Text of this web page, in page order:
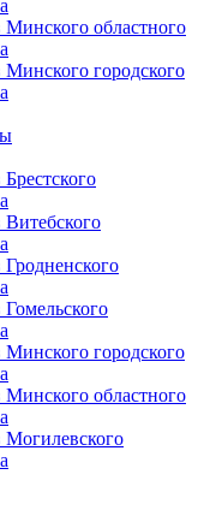
областного
городского
городского
областного